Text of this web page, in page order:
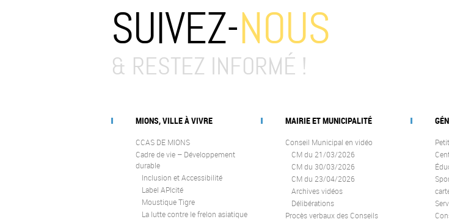
SUIVEZ-NOUS
& RESTEZ INFORMÉ !
MIONS, VILLE À VIVRE
CCAS DE MIONS
Cadre de vie – Développement
durable
Inclusion et Accessibilité
Label APIcité
Moustique Tigre
La lutte contre le frelon asiatique
MAIRIE ET MUNICIPALITÉ
Conseil Municipal en vidéo
CM du 21/03/2026
CM du 30/03/2026
CM du 23/04/2026
Archives vidéos
Délibérations
Procès verbaux des Conseils